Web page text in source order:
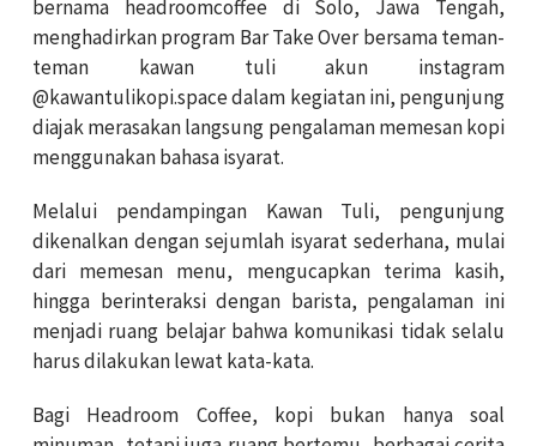
bernama headroomcoffee di Solo, Jawa Tengah,
menghadirkan program Bar Take Over bersama teman-
teman kawan tuli akun instagram
@kawantulikopi.space dalam kegiatan ini, pengunjung
diajak merasakan langsung pengalaman memesan kopi
menggunakan bahasa isyarat.
Melalui pendampingan Kawan Tuli, pengunjung
dikenalkan dengan sejumlah isyarat sederhana, mulai
dari memesan menu, mengucapkan terima kasih,
hingga berinteraksi dengan barista, pengalaman ini
menjadi ruang belajar bahwa komunikasi tidak selalu
harus dilakukan lewat kata-kata.
Bagi Headroom Coffee, kopi bukan hanya soal